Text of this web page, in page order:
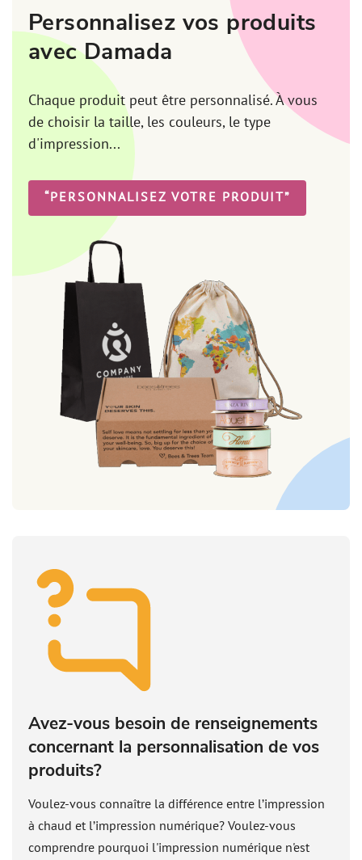
Personnalisez vos produits
avec Damada
Chaque produit peut être personnalisé. À vous
de choisir la taille, les couleurs, le type
d'impression...
“PERSONNALISEZ VOTRE PRODUIT”
Avez-vous besoin de renseignements
concernant la personnalisation de vos
produits?
Voulez-vous connaître la différence entre l’impression
à chaud et l’impression numérique? Voulez-vous
comprendre pourquoi l'impression numérique n'est